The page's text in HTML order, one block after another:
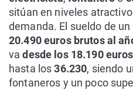
sitúan en niveles
demanda. El sueldo de
20.490 euros brutos al
vadesde los 18.190 euros
hasta los36.230, siendo
fontaneros y un poco